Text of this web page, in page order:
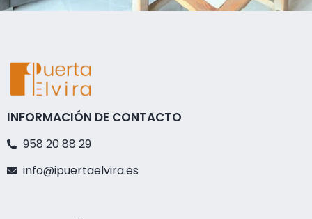
INFORMACIÓN DE CONTACTO
958 20 88 29
info@ipuertaelvira.es